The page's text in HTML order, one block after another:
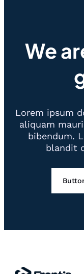
We
Lorem ipsum
aliquam
bibendum.
blandit